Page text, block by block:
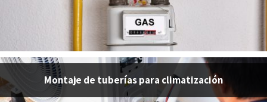
Montaje de tuberías para climatización